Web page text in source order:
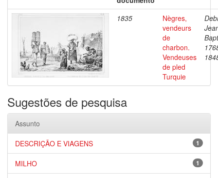
1835
Nègres,
vendeurs
de
charbon.
Vendeuses
de pled
Turquie
Sugestões de pesquisa
Assunto
1
DESCRIÇÃO E VIAGENS
1
MILHO